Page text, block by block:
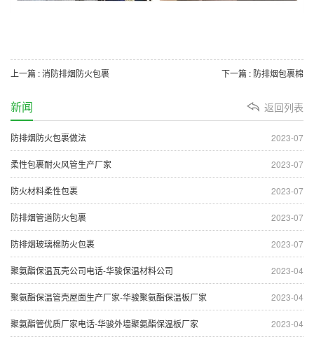
上一篇 : 消防排烟防火包裹 下一篇 : 防排烟包裹棉
返回列表
新闻
2023-07
防排烟防火包裹做法
2023-07
柔性包裹耐火风管生产厂家
2023-07
防火材料柔性包裹
2023-07
防排烟管道防火包裹
2023-07
防排烟玻璃棉防火包裹
2023-04
聚氨酯保温瓦壳公司电话-华骏保温材料公司
2023-04
聚氨酯保温管壳屋面生产厂家-华骏聚氨酯保温板厂家
2023-04
聚氨酯管优质厂家电话-华骏外墙聚氨酯保温板厂家